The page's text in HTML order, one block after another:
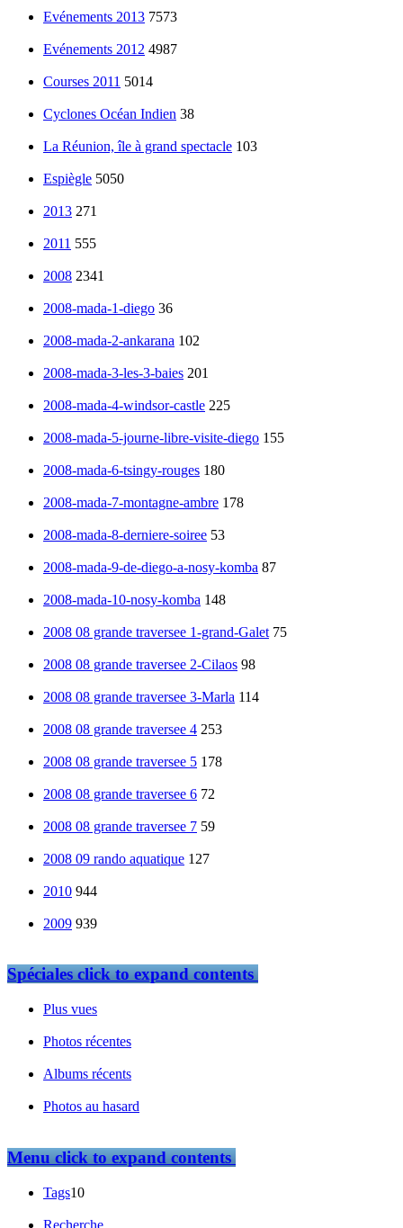
Evénements 2013 7573
Evénements 2012 4987
Courses 2011 5014
Cyclones Océan Indien 38
La Réunion, île à grand spectacle 103
Espiègle 5050
2013 271
2011 555
2008 2341
2008-mada-1-diego 36
2008-mada-2-ankarana 102
2008-mada-3-les-3-baies 201
2008-mada-4-windsor-castle 225
2008-mada-5-journe-libre-visite-diego 155
2008-mada-6-tsingy-rouges 180
2008-mada-7-montagne-ambre 178
2008-mada-8-derniere-soiree 53
2008-mada-9-de-diego-a-nosy-komba 87
2008-mada-10-nosy-komba 148
2008 08 grande traversee 1-grand-Galet 75
2008 08 grande traversee 2-Cilaos 98
2008 08 grande traversee 3-Marla 114
2008 08 grande traversee 4 253
2008 08 grande traversee 5 178
2008 08 grande traversee 6 72
2008 08 grande traversee 7 59
2008 09 rando aquatique 127
2010 944
2009 939
Spécialesclick to expand contents
Plus vues
Photos récentes
Albums récents
Photos au hasard
Menuclick to expand contents
Tags10
Recherche